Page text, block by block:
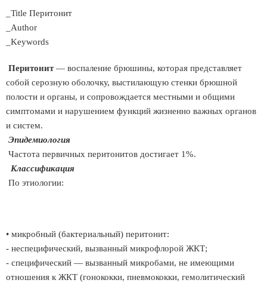
_Title Перитонит
_Author
_Keywords
Перитонит— воспаление брюшины, которая представляет
собой серозную оболочку, выстилающую стенки брюшной
полости и органы, и сопровождается местными и общими
симптомами и нарушением функций жизненно важных органов
и систем.
Эпидемиология
Частота первичных перитонитов достигает 1%.
Классификация
По этиологии:
• микробный (бактериальный) перитонит:
- неспецифический, вызванный микрофлорой ЖКТ;
- специфический — вызванный микробами, не имеющими
отношения к ЖКТ (гонококки, пневмококки, гемолитический